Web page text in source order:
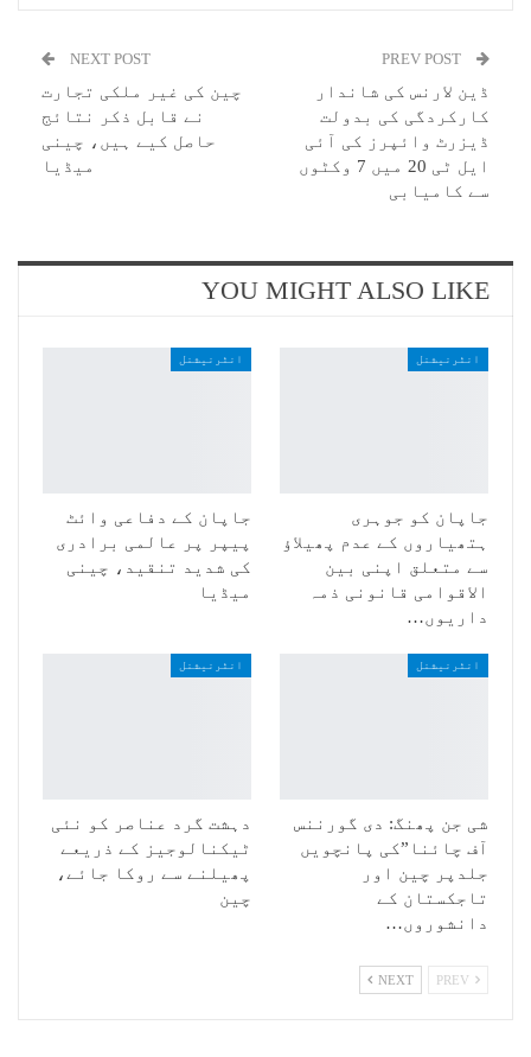
ڈین لارنس کی شاندار
کارکردگی کی بدولت
ڈیزرٹ وائپرز کی آئی
ایل ٹی 20 میں 7 وکٹوں
سے کامیابی
NEXT POST
چین کی غیر ملکی تجارت
نے قابل ذکر نتائج
حاصل کیے ہیں، چینی
میڈیا
YOU MIGHT ALSO LIKE
انٹرنیشنل
جاپان کو جوہری
ہتھیاروں کے عدم پھیلاؤ
سے متعلق اپنی بین
الاقوامی قانونی ذمہ
داریوں…
انٹرنیشنل
جاپان کے دفاعی وائٹ
پیپر پر عالمی برادری
کی شدید تنقید، چینی
میڈیا
انٹرنیشنل
شی جن پھنگ: دی گورننس
آف چائنا”کی پانچویں
جلدپر چین اور
تاجکستان کے
دانشوروں…
انٹرنیشنل
دہشت گرد عناصر کو نئی
ٹیکنالوجیز کے ذریعے
پھیلنے سے روکا جائے،
چین
NEXT